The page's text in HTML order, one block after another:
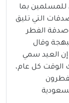
للمسلمين بما
التي تليق
الفطر
وقال
إن العيد سمي
الوقت كل عام،